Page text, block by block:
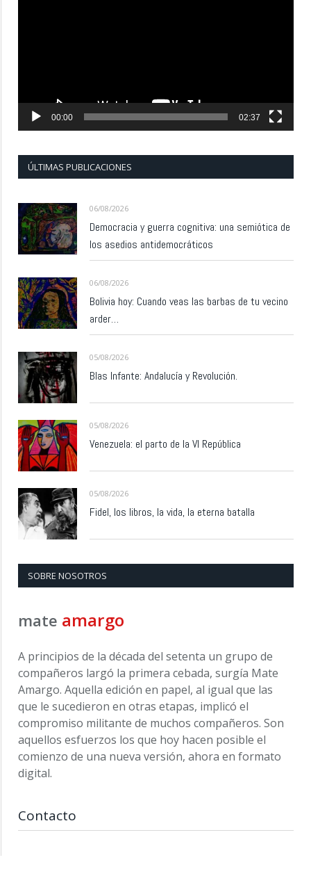
00:00 02:37
ÚLTIMAS PUBLICACIONES
06/08/2026
Democracia y guerra cognitiva: una semiótica de
los asedios antidemocráticos
06/08/2026
Bolivia hoy: Cuando veas las barbas de tu vecino
arder…
05/08/2026
Blas Infante: Andalucía y Revolución.
05/08/2026
Venezuela: el parto de la VI República
05/08/2026
Fidel, los libros, la vida, la eterna batalla
SOBRE NOSOTROS
mate amargo
A principios de la década del setenta un grupo de
compañeros largó la primera cebada, surgía Mate
Amargo. Aquella edición en papel, al igual que las
que le sucedieron en otras etapas, implicó el
compromiso militante de muchos compañeros. Son
aquellos esfuerzos los que hoy hacen posible el
comienzo de una nueva versión, ahora en formato
digital.
Contacto